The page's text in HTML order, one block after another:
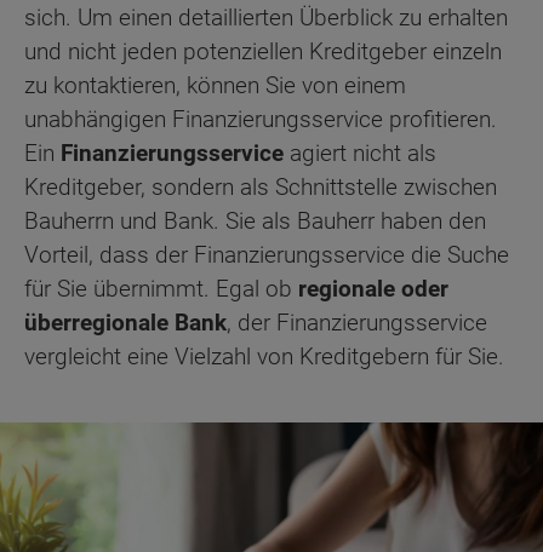
sich. Um einen detaillierten Überblick zu erhalten
und nicht jeden potenziellen Kreditgeber einzeln
zu kontaktieren, können Sie von einem
unabhängigen Finanzierungsservice profitieren.
Ein Finanzierungsservice agiert nicht als
Kreditgeber, sondern als Schnittstelle zwischen
Bauherrn und Bank. Sie als Bauherr haben den
Vorteil, dass der Finanzierungsservice die Suche
für Sie übernimmt. Egal ob regionale oder
überregionale Bank, der Finanzierungsservice
vergleicht eine Vielzahl von Kreditgebern für Sie.